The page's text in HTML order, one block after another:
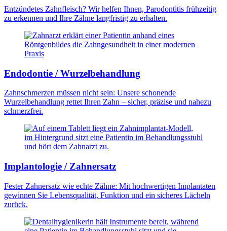
Entzündetes Zahnfleisch? Wir helfen Ihnen, Parodontitis frühzeitig
zu erkennen und Ihre Zähne langfristig zu erhalten.
Endodontie / Wurzelbehandlung
Zahnschmerzen müssen nicht sein: Unsere schonende
Wurzelbehandlung rettet Ihren Zahn – sicher, präzise und nahezu
schmerzfrei.
Implantologie / Zahnersatz
Fester Zahnersatz wie echte Zähne: Mit hochwertigen Implantaten
gewinnen Sie Lebensqualität, Funktion und ein sicheres Lächeln
zurück.